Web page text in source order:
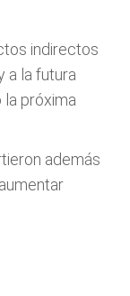
indirectos
a la futura
próxima
además